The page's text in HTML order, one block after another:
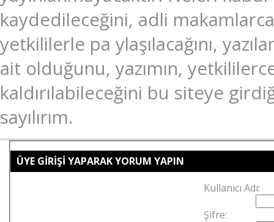
kaydedileceğini, adli
yetkililerle pa ylaşılacağını,
ait olduğunu, yazımın,
kaldırılabileceğini bu siteye
sayılırım.
ÜYE GİRİŞİ YAPARAK YORUM YAPIN
Kullanıcı Adı:
Şifre: